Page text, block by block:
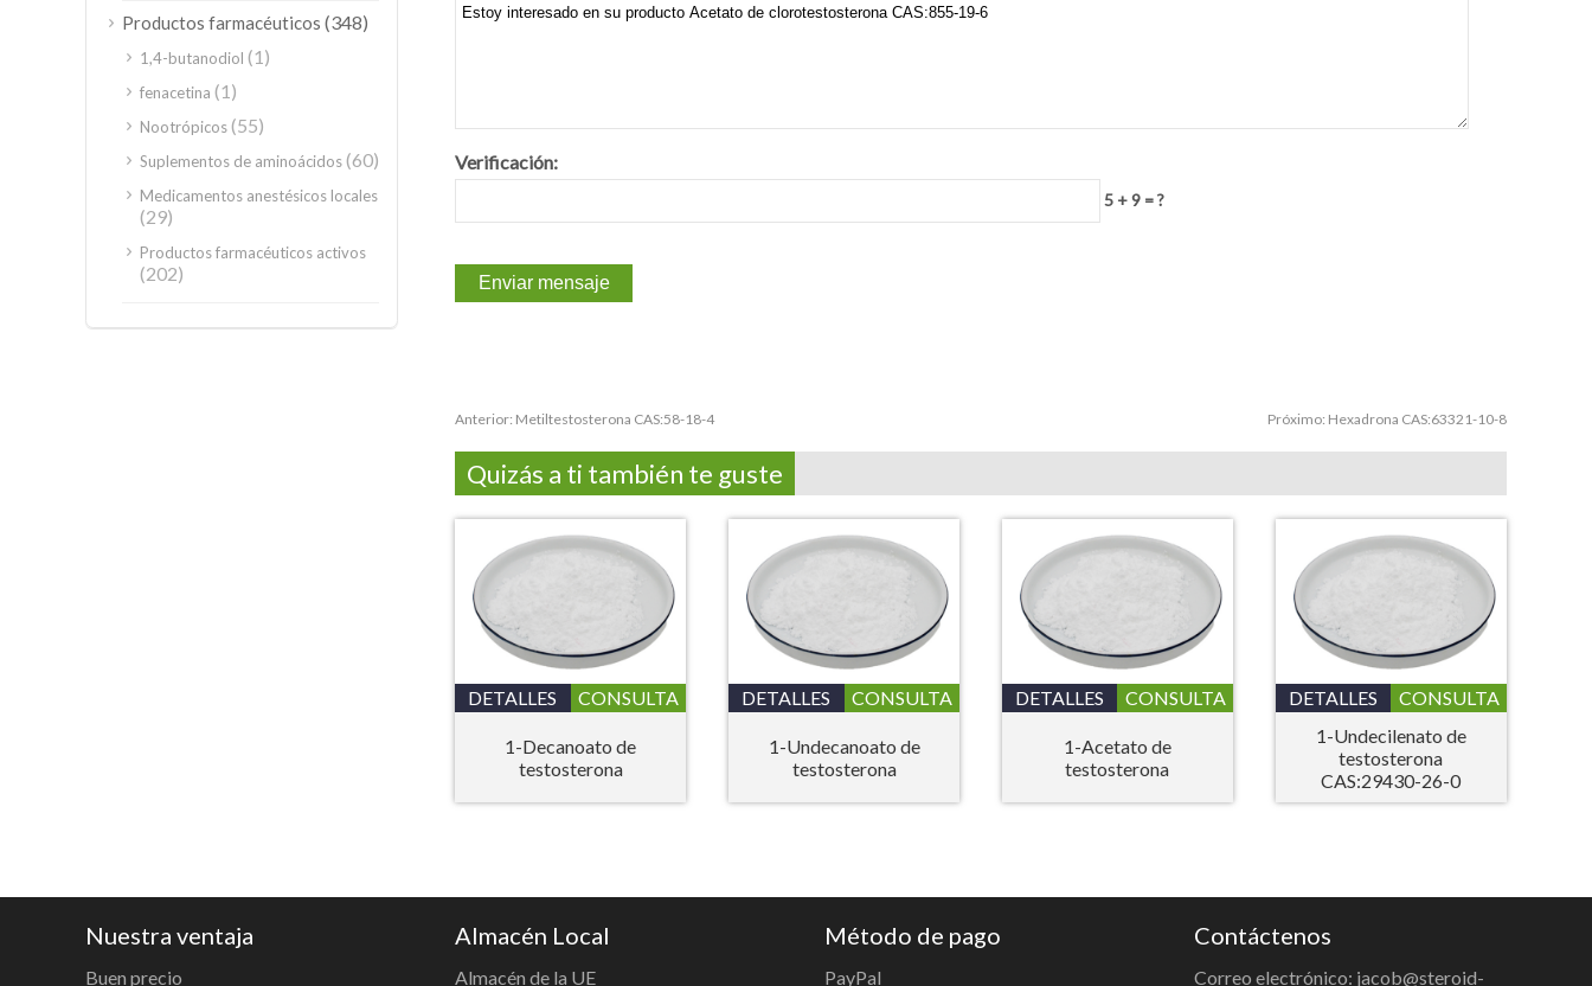
Verificación:
5 + 9 = ?
Anterior: Metiltestosterona CAS:58-18-4 Próximo: Hexadrona CAS:63321-10-8
Quizás a ti también te guste
DETALLES CONSULTA
1-Decanoato de
testosterona
DETALLES CONSULTA
1-Undecanoato de
testosterona
DETALLES CONSULTA
1-Acetato de
testosterona
DETALLES
CONSULTA
1-Undecilenato de
testosterona
CAS:29430-26-0
Productos farmacéuticos (348)
1,4-butanodiol (1)
fenacetina (1)
Nootrópicos(55)
Suplementos de aminoácidos(60)
Medicamentos anestésicos locales
(29)
Productos farmacéuticos activos
(202)
Nuestra ventaja
Buen precio
Almacén Local
Almacén de la UE
Método de pago
PayPal
Contáctenos
Correo electrónico: jacob@steroid-